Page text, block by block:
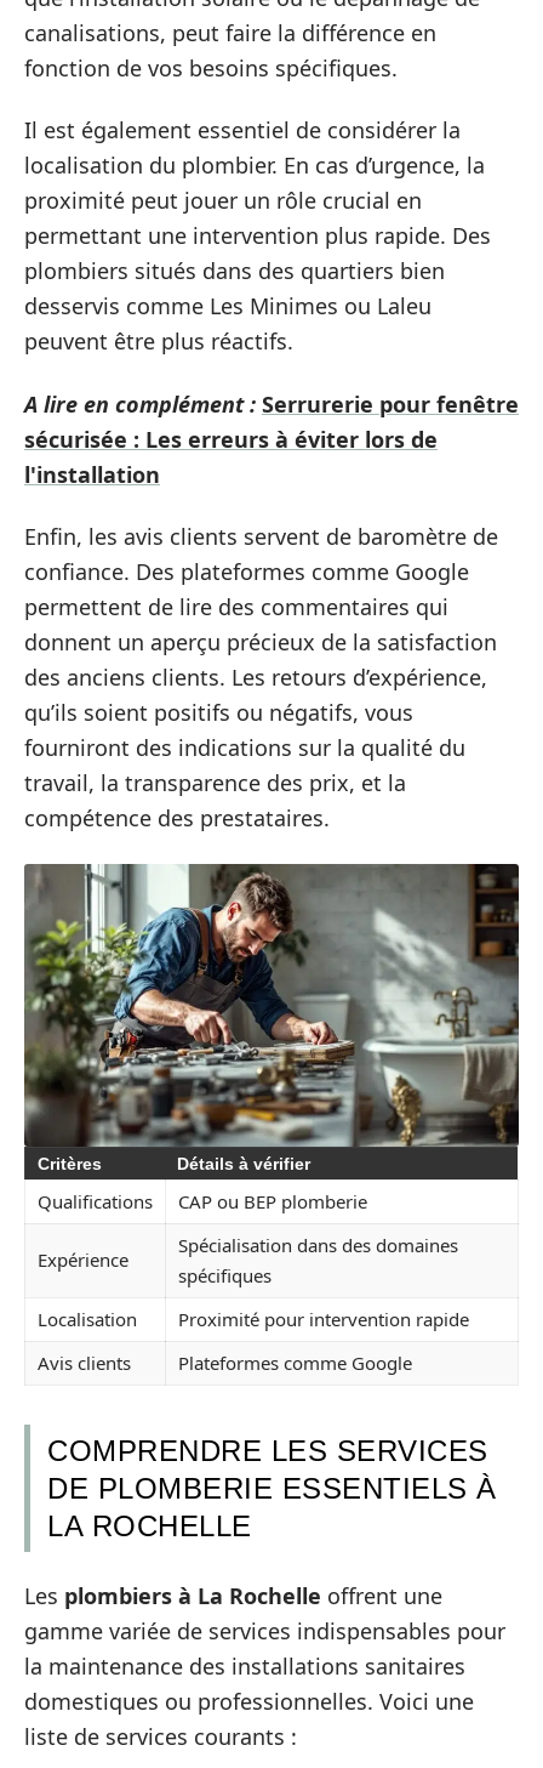
canalisations, peut faire la différence en
fonction de vos besoins spécifiques.
Il est également essentiel de considérer la
localisation du plombier. En cas d’urgence, la
proximité peut jouer un rôle crucial en
permettant une intervention plus rapide. Des
plombiers situés dans des quartiers bien
desservis comme Les Minimes ou Laleu
peuvent être plus réactifs.
A lire en complément : Serrurerie pour fenêtre
sécurisée : Les erreurs à éviter lors de
l'installation
Enfin, les avis clients servent de baromètre de
confiance. Des plateformes comme Google
permettent de lire des commentaires qui
donnent un aperçu précieux de la satisfaction
des anciens clients. Les retours d’expérience,
qu’ils soient positifs ou négatifs, vous
fourniront des indications sur la qualité du
travail, la transparence des prix, et la
compétence des prestataires.
Critères Détails à vérifier
Qualifications CAP ou BEP plomberie
Expérience
Spécialisation dans des domaines
spécifiques
Localisation
Proximité pour intervention rapide
Avis clients
Plateformes comme Google
COMPRENDRE LES SERVICES
DE PLOMBERIE ESSENTIELS À
LA ROCHELLE
Les plombiers à La Rochelle offrent une
gamme variée de services indispensables pour
la maintenance des installations sanitaires
domestiques ou professionnelles. Voici une
liste de services courants :